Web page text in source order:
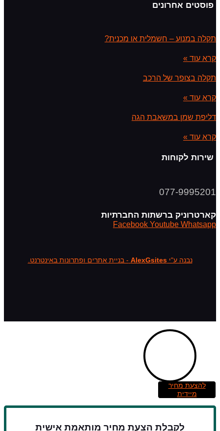
פוסטים אחרונים
תקלה במנוע – חשמלית או מכנית?
קרא עוד »
תקלה בצופר של הרכב
קרא עוד »
דליפת שמן במשאבת הגה
קרא עוד »
שירות לקוחות
077-9995201
קארטרוניק ברשתות החברתיות
Facebook Youtube Whatsapp
נבנה ע"יAlexGsites - בניית אתרים ופתרונות באינטרנט.
להצעת מחיר
מיידית
לקבלת הצעת מחיר מותאמת אישית